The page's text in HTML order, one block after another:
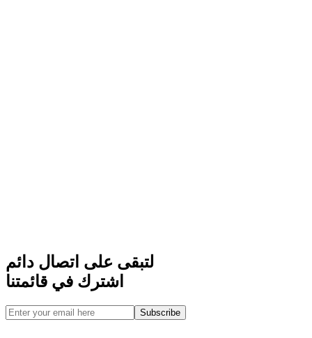
لتبقى على اتصال دائم
اشترك في قائمتنا
Subscribe